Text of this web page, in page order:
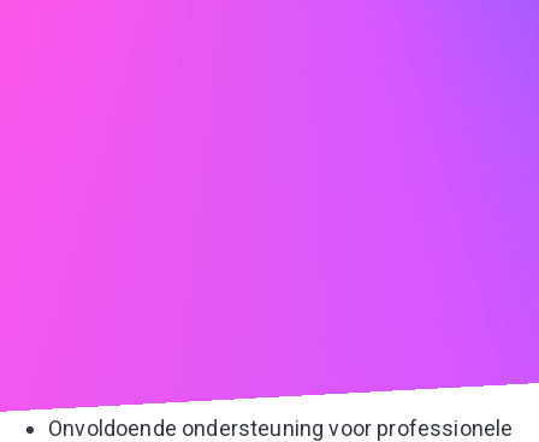
Onvoldoende ondersteuning voor professionele